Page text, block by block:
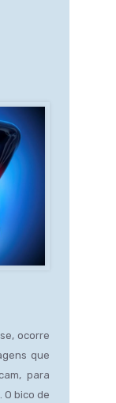
ocorre
que
para
bico de